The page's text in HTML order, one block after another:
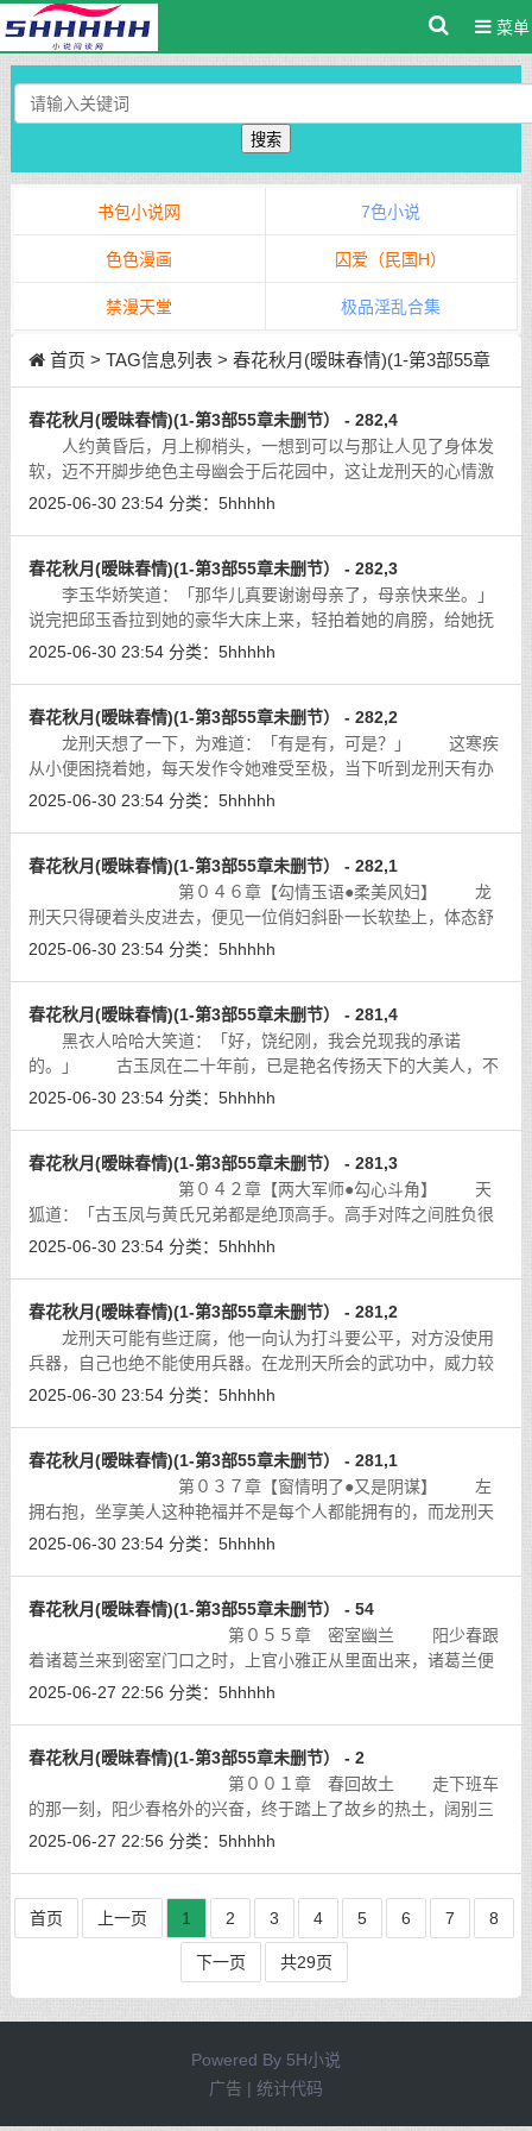
菜单
搜索
书包小说网 7色小说
色色漫画 囚爱（民国H）
禁漫天堂 极品淫乱合集
首页 > TAG信息列表 > 春花秋月(暧昧春情)(1-第3部55章
春花秋月(暧昧春情)(1-第3部55章未删节） - 282,4
人约黄昏后，月上柳梢头，一想到可以与那让人见了身体发
软，迈不开脚步绝色主母幽会于后花园中，这让龙刑天的心情激
动万分。月色皎洁如水，如水银直泄大地，百花盛开的后花园中
2025-06-30 23:54 分类： 5hhhhh
春花秋月(暧昧春情)(1-第3部55章未删节） - 282,3
李玉华娇笑道：「那华儿真要谢谢母亲了，母亲快来坐。」
说完把邱玉香拉到她的豪华大床上来，轻拍着她的肩膀，给她抚
慰。那丰腴的美妇人此时就坐在前面，丰盈的雪肌晶莹如玉，一
2025-06-30 23:54 分类： 5hhhhh
春花秋月(暧昧春情)(1-第3部55章未删节） - 282,2
龙刑天想了一下，为难道：「有是有，可是？」 这寒疾
从小便困挠着她，每天发作令她难受至极，当下听到龙刑天有办
法医治，欣喜道：「有什么办法？」
2025-06-30 23:54 分类： 5hhhhh
春花秋月(暧昧春情)(1-第3部55章未删节） - 282,1
第０４６章【勾情玉语●柔美风妇】 龙
刑天只得硬着头皮进去，便见一位俏妇斜卧一长软垫上，体态舒
闲，一手支着下颔，黑白分明但又似蒙上一层迷雾的动人眸子冷
2025-06-30 23:54 分类： 5hhhhh
春花秋月(暧昧春情)(1-第3部55章未删节） - 281,4
黑衣人哈哈大笑道：「好，饶纪刚，我会兑现我的承诺
的。」 古玉凤在二十年前，已是艳名传扬天下的大美人，不
知有多少英雄豪杰折于美人腰下。天下间的美是没有极致的，美
2025-06-30 23:54 分类： 5hhhhh
春花秋月(暧昧春情)(1-第3部55章未删节） - 281,3
第０４２章【两大军师●勾心斗角】 天
狐道：「古玉凤与黄氏兄弟都是绝顶高手。高手对阵之间胜负很
难预料，阴氏双魔两人联手虽功力高于古玉凤，但谁又说得定古
2025-06-30 23:54 分类： 5hhhhh
春花秋月(暧昧春情)(1-第3部55章未删节） - 281,2
龙刑天可能有些迂腐，他一向认为打斗要公平，对方没使用
兵器，自己也绝不能使用兵器。在龙刑天所会的武功中，威力较
大的就只有龙阳神功与霸王神枪。龙阳神功得于千古奇书《天地
2025-06-30 23:54 分类： 5hhhhh
春花秋月(暧昧春情)(1-第3部55章未删节） - 281,1
第０３７章【窗情明了●又是阴谋】 左
拥右抱，坐享美人这种艳福并不是每个人都能拥有的，而龙刑天
却独有三名美人，人生如此幸事矣。可龙刑天在拥有沈如玉她们
2025-06-30 23:54 分类： 5hhhhh
春花秋月(暧昧春情)(1-第3部55章未删节） - 54
第０５５章 密室幽兰 阳少春跟
着诸葛兰来到密室门口之时，上官小雅正从里面出来，诸葛兰便
问道：「东西都准备好了吗？」 [详细]
2025-06-27 22:56 分类： 5hhhhh
春花秋月(暧昧春情)(1-第3部55章未删节） - 2
第００１章 春回故土 走下班车
的那一刻，阳少春格外的兴奋，终于踏上了故乡的热土，阔别三
年的家乡发生了翻天覆地的变化，看着这喜心愉悦的变化，阳少
2025-06-27 22:56 分类： 5hhhhh
首页 上一页 1 2 3 4 5 6 7 8
下一页 共29页
Powered By 5H小说
广告 | 统计代码